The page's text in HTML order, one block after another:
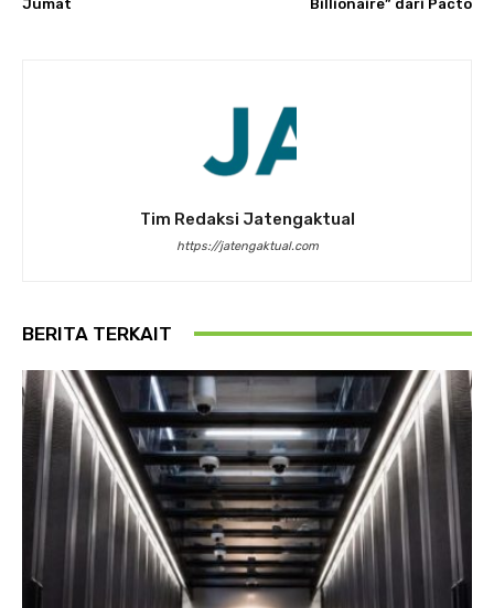
Jumat Billionaire” dari Pacto
Tim Redaksi Jatengaktual
https://jatengaktual.com
BERITA TERKAIT